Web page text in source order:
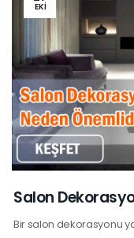
EKI
Salon
Bir salon dekorasyonu